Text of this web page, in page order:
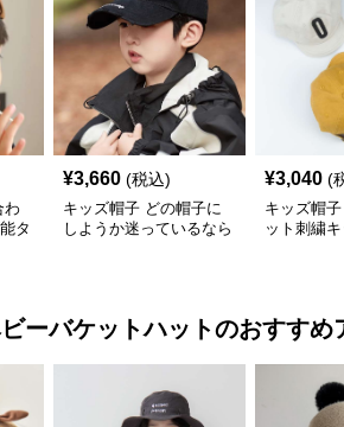
わ
タ
¥3,660 (税込)
キッズ帽子 どの帽子に
しようか迷っているなら
¥3,040 (
キッズ帽
ット刺繍
ーバケットハットのおすすめ